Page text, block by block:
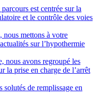
est centrée sur la
et le contrôle des voies
nous mettons à votre
sur l’hypothermie
nous avons regroupé les
la prise en charge de l’arrêt
de remplissage en